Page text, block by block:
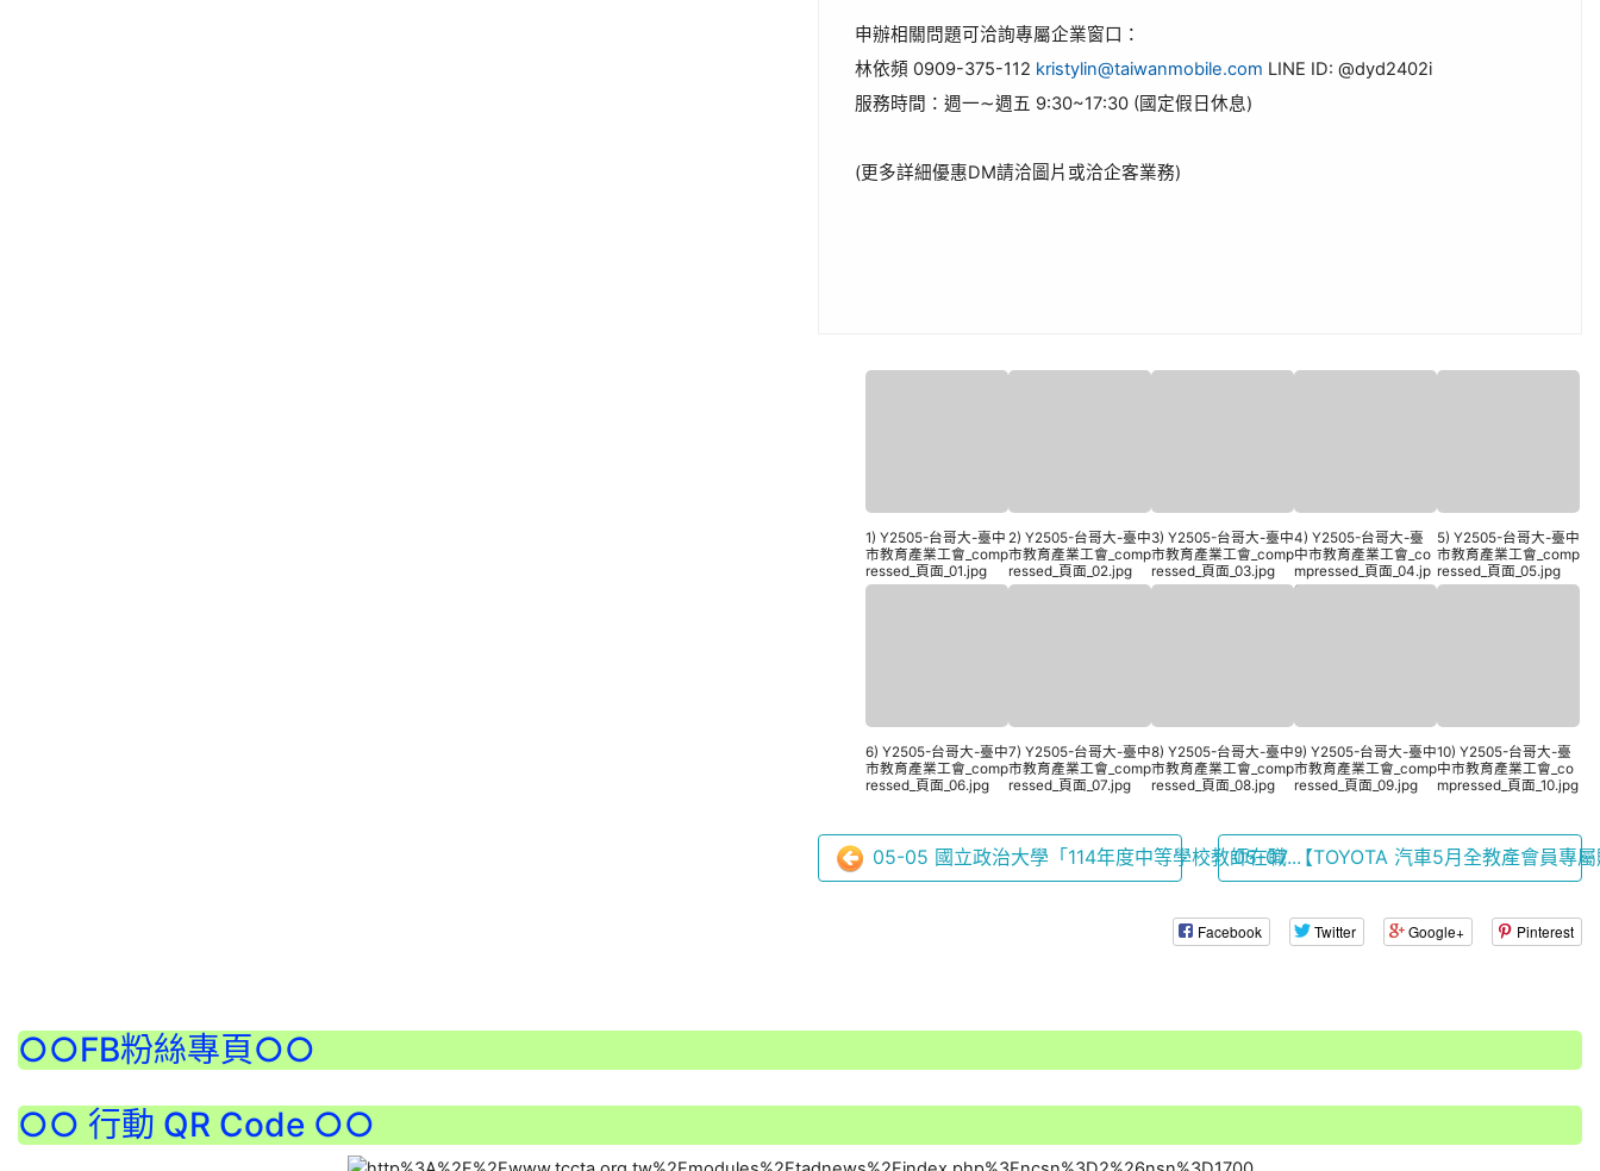
申辦相關問題可洽詢專屬企業窗口：
林依頻 0909-375-112 kristylin@taiwanmobile.com LINE ID: @dyd2402i
服務時間：週一∼週五 9:30~17:30 (國定假日休息)
(更多詳細優惠DM請洽圖片或洽企客業務)
1) Y2505-台哥大-臺中
市教育產業工會_comp
ressed_頁面_01.jpg
2) Y2505-台哥大-臺中
市教育產業工會_comp
ressed_頁面_02.jpg
3) Y2505-台哥大-臺中
市教育產業工會_comp
ressed_頁面_03.jpg
4) Y2505-台哥大-臺
中市教育產業工會_co
mpressed_頁面_04.jp
g
5) Y2505-台哥大-臺中
市教育產業工會_comp
ressed_頁面_05.jpg
6) Y2505-台哥大-臺中
市教育產業工會_comp
ressed_頁面_06.jpg
7) Y2505-台哥大-臺中
市教育產業工會_comp
ressed_頁面_07.jpg
8) Y2505-台哥大-臺中
市教育產業工會_comp
ressed_頁面_08.jpg
9) Y2505-台哥大-臺中
市教育產業工會_comp
ressed_頁面_09.jpg
10) Y2505-台哥大-臺
中市教育產業工會_co
mpressed_頁面_10.jpg
05-05 國立政治大學「114年度中等學校教師在職...05-07 【TOYOTA 汽車5月全教產會員專屬
Facebook Twitter Google+ Pinterest
○○FB粉絲專頁○○
○○ 行動 QR Code ○○